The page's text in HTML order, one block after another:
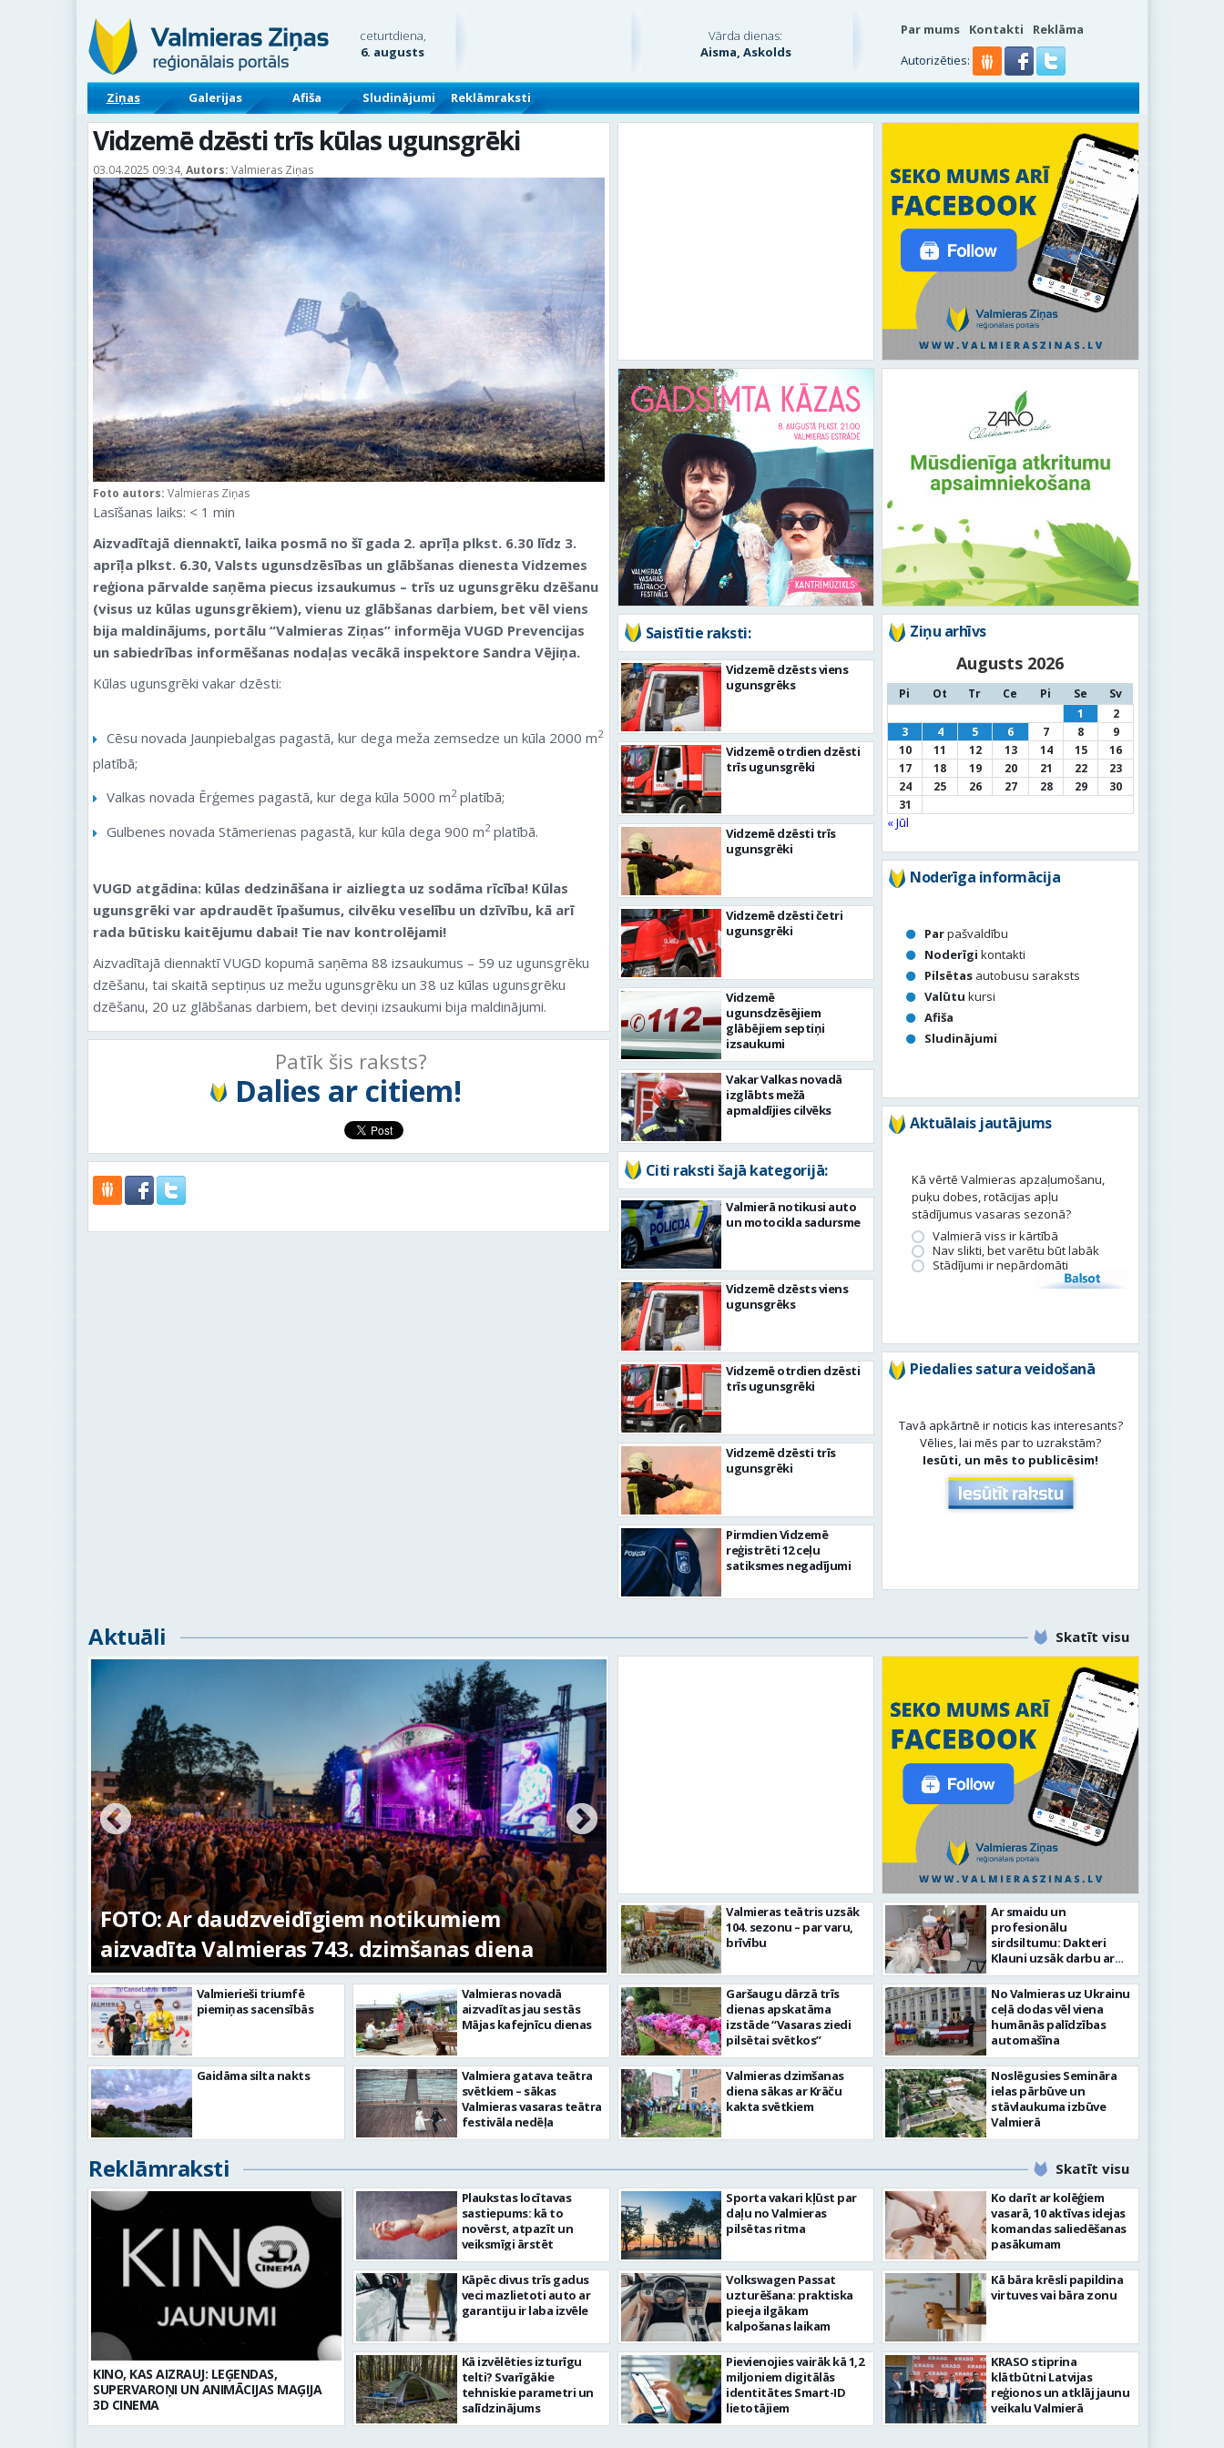
ceturtdiena,
6. augusts
Vārda dienas:
Aisma, Askolds
Par mums Kontakti
Reklāma
Autorizēties:
Ziņas Galerijas Afiša Sludinājumi Reklāmraksti
Vidzemē dzēsti trīs kūlas ugunsgrēki
03.04.2025 09:34, Autors: Valmieras Ziņas
Foto autors: Valmieras Ziņas
Lasīšanas laiks: < 1 min
Aizvadītajā diennaktī, laika posmā no šī gada 2. aprīļa plkst. 6.30 līdz 3.
aprīļa plkst. 6.30, Valsts ugunsdzēsības un glābšanas dienesta Vidzemes
reģiona pārvalde saņēma piecus izsaukumus – trīs uz ugunsgrēku dzēšanu
(visus uz kūlas ugunsgrēkiem), vienu uz glābšanas darbiem, bet vēl viens
bija maldinājums, portālu “Valmieras Ziņas” informēja VUGD Prevencijas
un sabiedrības informēšanas nodaļas vecākā inspektore Sandra Vējiņa.
Kūlas ugunsgrēki vakar dzēsti:
Cēsu novada Jaunpiebalgas pagastā, kur dega meža zemsedze un kūla 2000 m2
platībā;
Valkas novada Ērģemes pagastā, kur dega kūla 5000 m2platībā;
Gulbenes novada Stāmerienas pagastā, kur kūla dega 900 m2platībā.
VUGD atgādina: kūlas dedzināšana ir aizliegta uz sodāma rīcība! Kūlas
ugunsgrēki var apdraudēt īpašumus, cilvēku veselību un dzīvību, kā arī
rada būtisku kaitējumu dabai! Tie nav kontrolējami!
Aizvadītajā diennaktī VUGD kopumā saņēma 88 izsaukumus – 59 uz ugunsgrēku
dzēšanu, tai skaitā septiņus uz mežu ugunsgrēku un 38 uz kūlas ugunsgrēku
dzēšanu, 20 uz glābšanas darbiem, bet deviņi izsaukumi bija maldinājumi.
Patīk šis raksts?
Dalies ar citiem!
Saistītie raksti:
Vidzemē dzēsts viens
ugunsgrēks
Vidzemē otrdien dzēsti
trīs ugunsgrēki
Vidzemē dzēsti trīs
ugunsgrēki
Vidzemē dzēsti četri
ugunsgrēki
Vidzemē
ugunsdzēsējiem
glābējiem septiņi
izsaukumi
Vakar Valkas novadā
izglābts mežā
apmaldījies cilvēks
Citi raksti šajā kategorijā:
Valmierā notikusi auto
un motocikla sadursme
Vidzemē dzēsts viens
ugunsgrēks
Vidzemē otrdien dzēsti
trīs ugunsgrēki
Vidzemē dzēsti trīs
ugunsgrēki
Pirmdien Vidzemē
reģistrēti 12 ceļu
satiksmes negadījumi
Ziņu arhīvs
Augusts 2026
Pi Ot Tr Ce Pi Se
Sv
1
2
3
4 5 6 7 8
9
10
11 12 13 14 15
16
17
18 19 20 21 22
23
24
25 26 27 28 29
30
31
« Jūl
Noderīga informācija
Parpašvaldību
Noderīgi kontakti
Pilsētas autobusu saraksts
Valūtu kursi
Afiša
Sludinājumi
Aktuālais jautājums
Kā vērtē Valmieras apzaļumošanu,
puķu dobes, rotācijas apļu
stādījumus vasaras sezonā?
Valmierā viss ir kārtībā
Nav slikti, bet varētu būt labāk
Stādījumi ir nepārdomāti
Balsot
Piedalies satura veidošanā
Tavā apkārtnē ir noticis kas interesants?
Vēlies, lai mēs par to uzrakstām?
Iesūti, un mēs to publicēsim!
Aktuāli Skatīt visu
FOTO: Ar daudzveidīgiem notikumiem
aizvadīta Valmieras 743. dzimšanas diena
FOTO: Valmieras pilsētas svētku gājiens 2026
Valmierieši triumfē
piemiņas sacensībās
Gaidāma silta nakts
Valmieras novadā
aizvadītas jau sestās
Mājas kafejnīcu dienas
Valmiera gatava teātra
svētkiem – sākas
Valmieras vasaras teātra
festivāla nedēļa
Valmieras teātris uzsāk
104. sezonu – par varu,
brīvību
Garšaugu dārzā trīs
dienas apskatāma
izstāde “Vasaras ziedi
pilsētai svētkos”
Valmieras dzimšanas
diena sākas ar Krāču
kakta svētkiem
Ar smaidu un
profesionālu
sirdsiltumu: Dakteri
Klauni uzsāk darbu ar
senioriem Vidzemes
slimnīcā
No Valmieras uz Ukrainu
ceļā dodas vēl viena
humānās palīdzības
automašīna
Noslēgusies Semināra
ielas pārbūve un
stāvlaukuma izbūve
Valmierā
Reklāmraksti Skatīt visu
KINO, KAS AIZRAUJ: LEĢENDAS,
SUPERVAROŅI UN ANIMĀCIJAS MAĢIJA
3D CINEMA
Plaukstas locītavas
sastiepums: kā to
novērst, atpazīt un
veiksmīgi ārstēt
Kāpēc divus trīs gadus
veci mazlietoti auto ar
garantiju ir laba izvēle
Kā izvēlēties izturīgu
telti? Svarīgākie
tehniskie parametri un
salīdzinājums
Sporta vakari kļūst par
daļu no Valmieras
pilsētas ritma
Volkswagen Passat
uzturēšana: praktiska
pieeja ilgākam
kalpošanas laikam
Pievienojies vairāk kā 1,2
miljoniem digitālās
identitātes Smart-ID
lietotājiem
Ko darīt ar kolēģiem
vasarā, 10 aktīvas idejas
komandas saliedēšanas
pasākumam
Kā bāra krēsli papildina
virtuves vai bāra zonu
KRASO stiprina
klātbūtni Latvijas
reģionos un atklāj jaunu
veikalu Valmierā